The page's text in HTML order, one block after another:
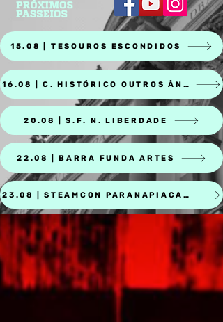
15.08 | TESOUROS ESCONDIDOS
16.08 | C. HISTÓRICO OUTROS ÂNGULOS
20.08 | S.F. N. LIBERDADE
22.08 | BARRA FUNDA ARTES
23.08 | STEAMCON PARANAPIACABA